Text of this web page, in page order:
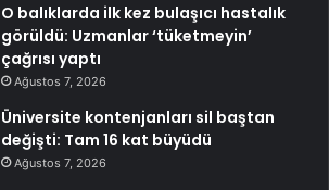
O balıklarda ilk kez bulaşıcı hastalık
görüldü: Uzmanlar ‘tüketmeyin’
çağrısı yaptı
Ağustos 7, 2026
Üniversite kontenjanları sil baştan
değişti: Tam 16 kat büyüdü
Ağustos 7, 2026